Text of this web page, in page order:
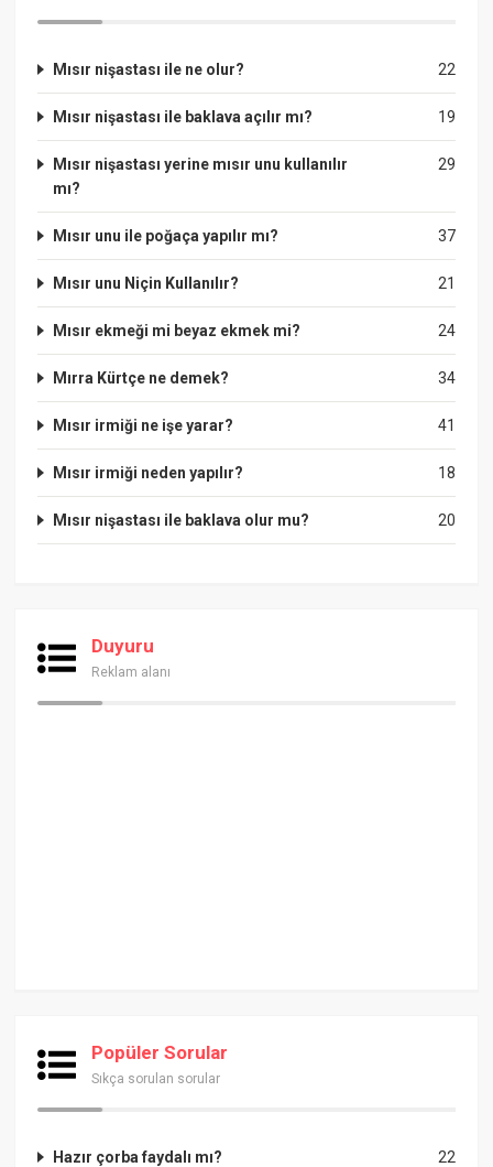
22
Mısır nişastası ile ne olur?
19
Mısır nişastası ile baklava açılır mı?
29
Mısır nişastası yerine mısır unu kullanılır
mı?
37
Mısır unu ile poğaça yapılır mı?
21
Mısır unu Niçin Kullanılır?
24
Mısır ekmeği mi beyaz ekmek mi?
34
Mırra Kürtçe ne demek?
41
Mısır irmiği ne işe yarar?
18
Mısır irmiği neden yapılır?
20
Mısır nişastası ile baklava olur mu?
Duyuru
Reklam alanı
Popüler Sorular
Sıkça sorulan sorular
22
Hazır çorba faydalı mı?